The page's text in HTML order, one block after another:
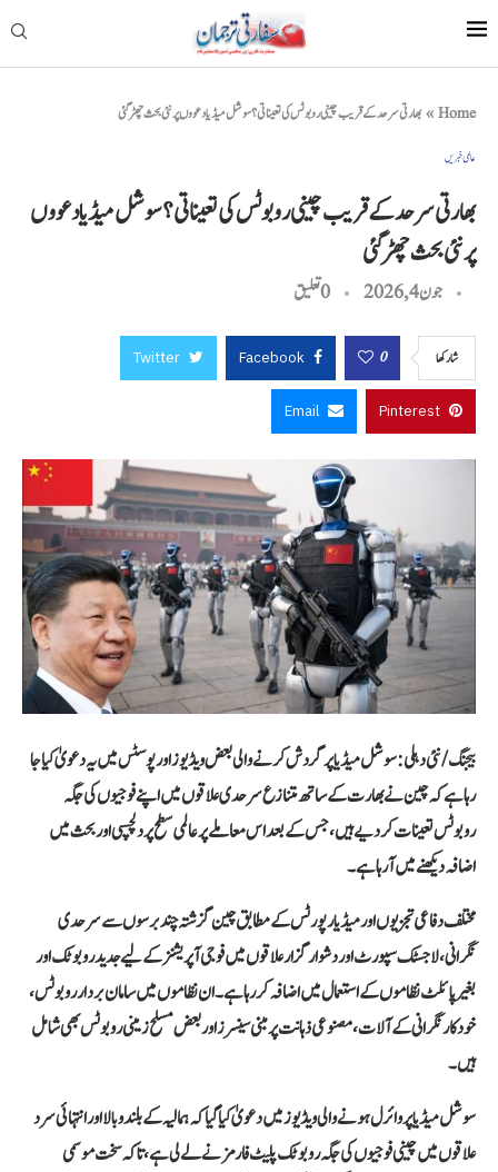
Home
»بھارتی سرحد کے قریب چینی روبوٹس کی تعیناتی؟ سوشل میڈیا دعووں پر نئی بحث چھڑ گئی
عالمی خبریں
بھارتی سرحد کے قریب چینی روبوٹس کی تعیناتی؟ سوشل میڈیا دعووں
پر نئی بحث چھڑ گئی
جون 4, 2026 0 تعليق
شاركها 0
Facebook
Twitter
Pinterest
Email
بیجنگ/نئی دہلی: سوشل میڈیا پر گردش کرنے والی بعض ویڈیوز اور پوسٹس میں یہ دعویٰ کیا جا
رہا ہے کہ چین نے بھارت کے ساتھ متنازع سرحدی علاقوں میں اپنے فوجیوں کی جگہ
روبوٹس تعینات کر دیے ہیں، جس کے بعد اس معاملے پر عالمی سطح پر دلچسپی اور بحث میں
اضافہ دیکھنے میں آ رہا ہے۔
مختلف دفاعی تجزیوں اور میڈیا رپورٹس کے مطابق چین گزشتہ چند برسوں سے سرحدی
نگرانی، لاجسٹک سپورٹ اور دشوار گزار علاقوں میں فوجی آپریشنز کے لیے جدید روبوٹک اور
بغیر پائلٹ نظاموں کے استعمال میں اضافہ کر رہا ہے۔ ان نظاموں میں سامان بردار روبوٹس،
خودکار نگرانی کے آلات، مصنوعی ذہانت پر مبنی سینسرز اور بعض مسلح زمینی روبوٹس بھی شامل
ہیں۔
سوشل میڈیا پر وائرل ہونے والی ویڈیوز میں دعویٰ کیا گیا کہ ہمالیہ کے بلند و بالا اور انتہائی سرد
علاقوں میں چینی فوجیوں کی جگہ روبوٹک پلیٹ فارمز نے لے لی ہے، تاکہ سخت موسمی